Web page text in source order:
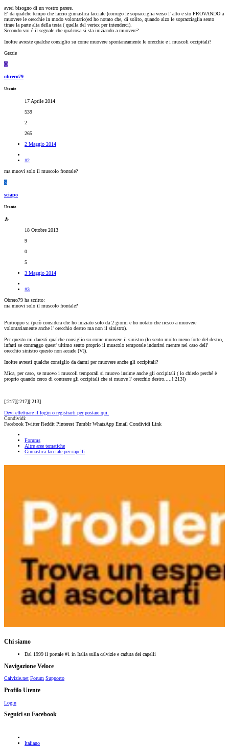
avrei bisogno di un vostro parere.
E' da qualche tempo che faccio ginnastica facciale (corrugo le sopracciglia verso l' alto e sto PROVANDO a
muovere le orecchie in modo volontario)ed ho notato che, di solito, quando alzo le sopracciaglia sento
tirare la parte alta della testa ( quella del vertex per intenderci).
Secondo voi è il segnale che qualcosa si sta iniziando a muovere?
Inoltre avreste qualche consiglio su come muovere spontaneamente le orecchie e i muscoli occipitali?
Grazie
O
obrero79
Utente
17 Aprile 2014
539
2
265
2 Maggio 2014
#2
ma muovi solo il muscolo frontale?
S
sciapo
Utente
18 Ottobre 2013
9
0
5
3 Maggio 2014
#3
Obrero79 ha scritto:
ma muovi solo il muscolo frontale?
Purtroppo si (però considera che ho iniziato solo da 2 giorni e ho notato che riesco a muovere
volontariamente anche l' orecchio destro ma non il sinistro).
Per questo mi daresti qualche consiglio su come muovere il sinistro (lo sento molto meno forte del destro,
infatti se contraggo quest' ultimo sento proprio il muscolo temporale indurirsi mentre nel caso dell'
orecchio sinistro questo non accade [V]).
Inoltre avresti qualche consiglio da darmi per muovere anche gli occipitali?
Mica, per caso, se muovo i muscoli temporali si muovo insime anche gli occipitali ( lo chiedo perchè è
proprio quando cerco di contrarre gli occipitali che si muove l' orecchio destro.....[:213])
[:217][:217][:213]
Devi effettuare il login o registrarti per postare qui.
Condividi:
Facebook Twitter Reddit Pinterest Tumblr WhatsApp Email Condividi Link
Forums
Altre aree tematiche
Ginnastica facciale per capelli
Chi siamo
Dal 1999 il portale #1 in Italia sulla calvizie e caduta dei capelli
Navigazione Veloce
Calvizie.net Forum Supporto
Profilo Utente
Login
Seguici su Facebook
Italiano